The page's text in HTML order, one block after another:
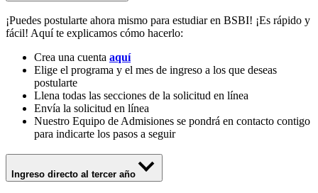
¡Puedes postularte ahora mismo para estudiar en BSBI! ¡Es rápido y
fácil! Aquí te explicamos cómo hacerlo:
Crea una cuenta aquí
Elige el programa y el mes de ingreso a los que deseas
postularte
Llena todas las secciones de la solicitud en línea
Envía la solicitud en línea
Nuestro Equipo de Admisiones se pondrá en contacto contigo
para indicarte los pasos a seguir
Ingreso directo al tercer año